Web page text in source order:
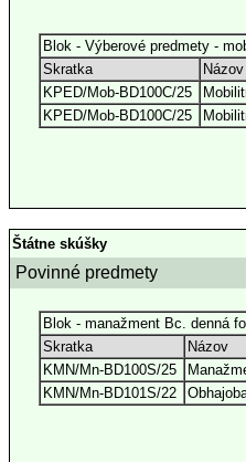
Blok - Výberové predmety -
Skratka
Názov
KPED/Mob-BD100C/25
KPED/Mob-BD100C/25
Štátne skúšky
Povinné predmety
Blok - manažment Bc. denná
Skratka
Názov
KMN/Mn-BD100S/25
KMN/Mn-BD101S/22